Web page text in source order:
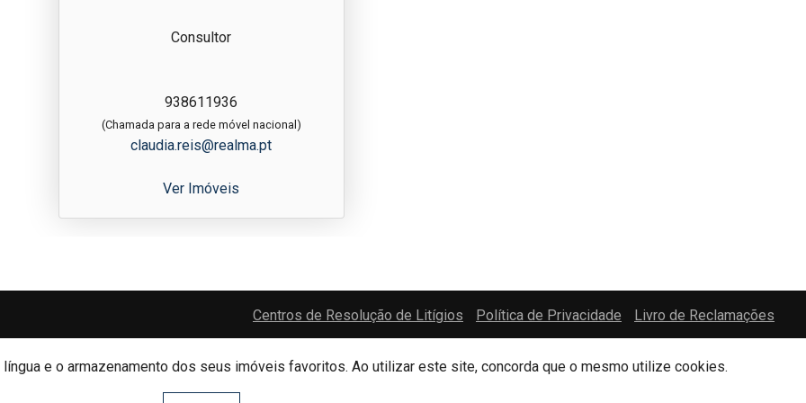
e o armazenamento dos seus imóveis favoritos. Ao utilizar este site, concorda que o mesmo utilize cookies.
Consultor
938611936
(Chamada para a rede móvel nacional)
claudia.reis@realma.pt
Ver Imóveis
Centros de Resolução de Litígios Política de Privacidade Livro de Reclamações
Website e CRM Imobiliário